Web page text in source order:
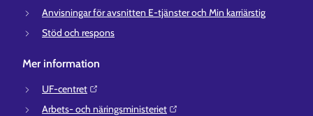
Anvisningar för avsnitten E-tjänster och Min karriärstig
Stöd och respons
Mer information
UF-centret⁠
Arbets- och näringsministeriet⁠